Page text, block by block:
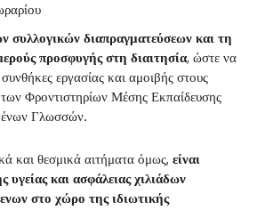
συλλογικών διαπραγματεύσεων και τη
προσφυγής στη διαιτησία, ώστε να
εργασίας και αμοιβής στους
Φροντιστηρίων Μέσης Εκπαίδευσης
Γλωσσών.
και θεσμικά αιτήματα όμως, είναι
υγείας και ασφάλειας χιλιάδων
στο χώρο της ιδιωτικής